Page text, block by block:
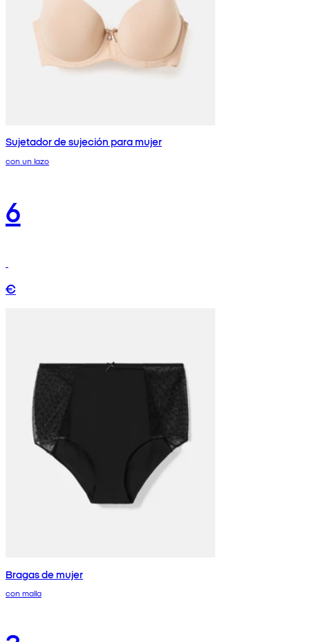
Sujetador de sujeción para mujer
con un lazo
6
€
Bragas de mujer
con malla